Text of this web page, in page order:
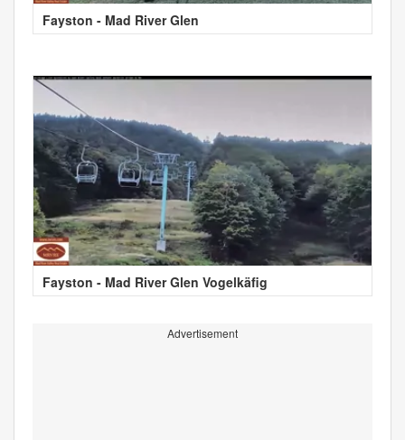
Fayston - Mad River Glen
Fayston - Mad River Glen Vogelkäfig
Advertisement